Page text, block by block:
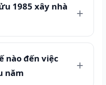
1985 xây nhà
nào đến việc
năm